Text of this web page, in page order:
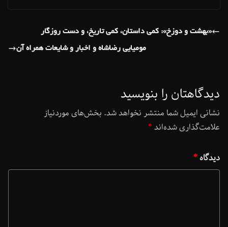
«بهشت و دوزخ»: کمی داستان، کمی تاریخ، و دست روزگار
مومیایی رضاشاه و اخبار و شایعات همراه آن
دیدگاهتان را بنویسید
نشانی ایمیل شما منتشر نخواهد شد. بخش‌های موردنیاز
علامت‌گذاری شده‌اند*
دیدگاه*